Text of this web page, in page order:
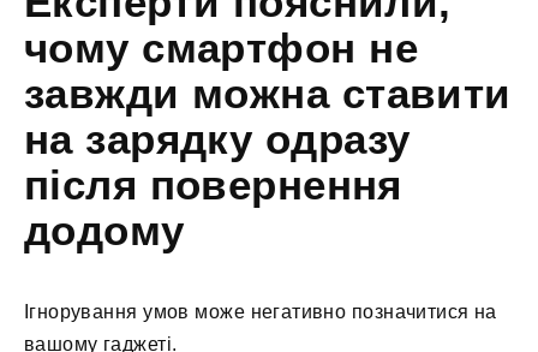
чому смартфон не
завжди можна ставити
на зарядку одразу
після повернення
додому
Ігнорування умов може негативно позначитися на
вашому гаджеті.